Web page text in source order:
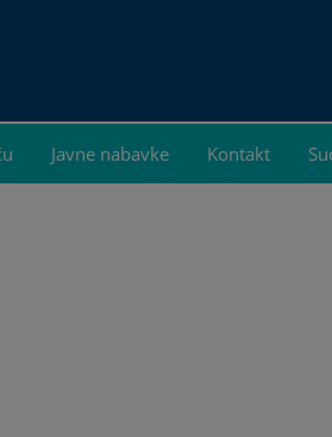
Javne nabavke Kontakt